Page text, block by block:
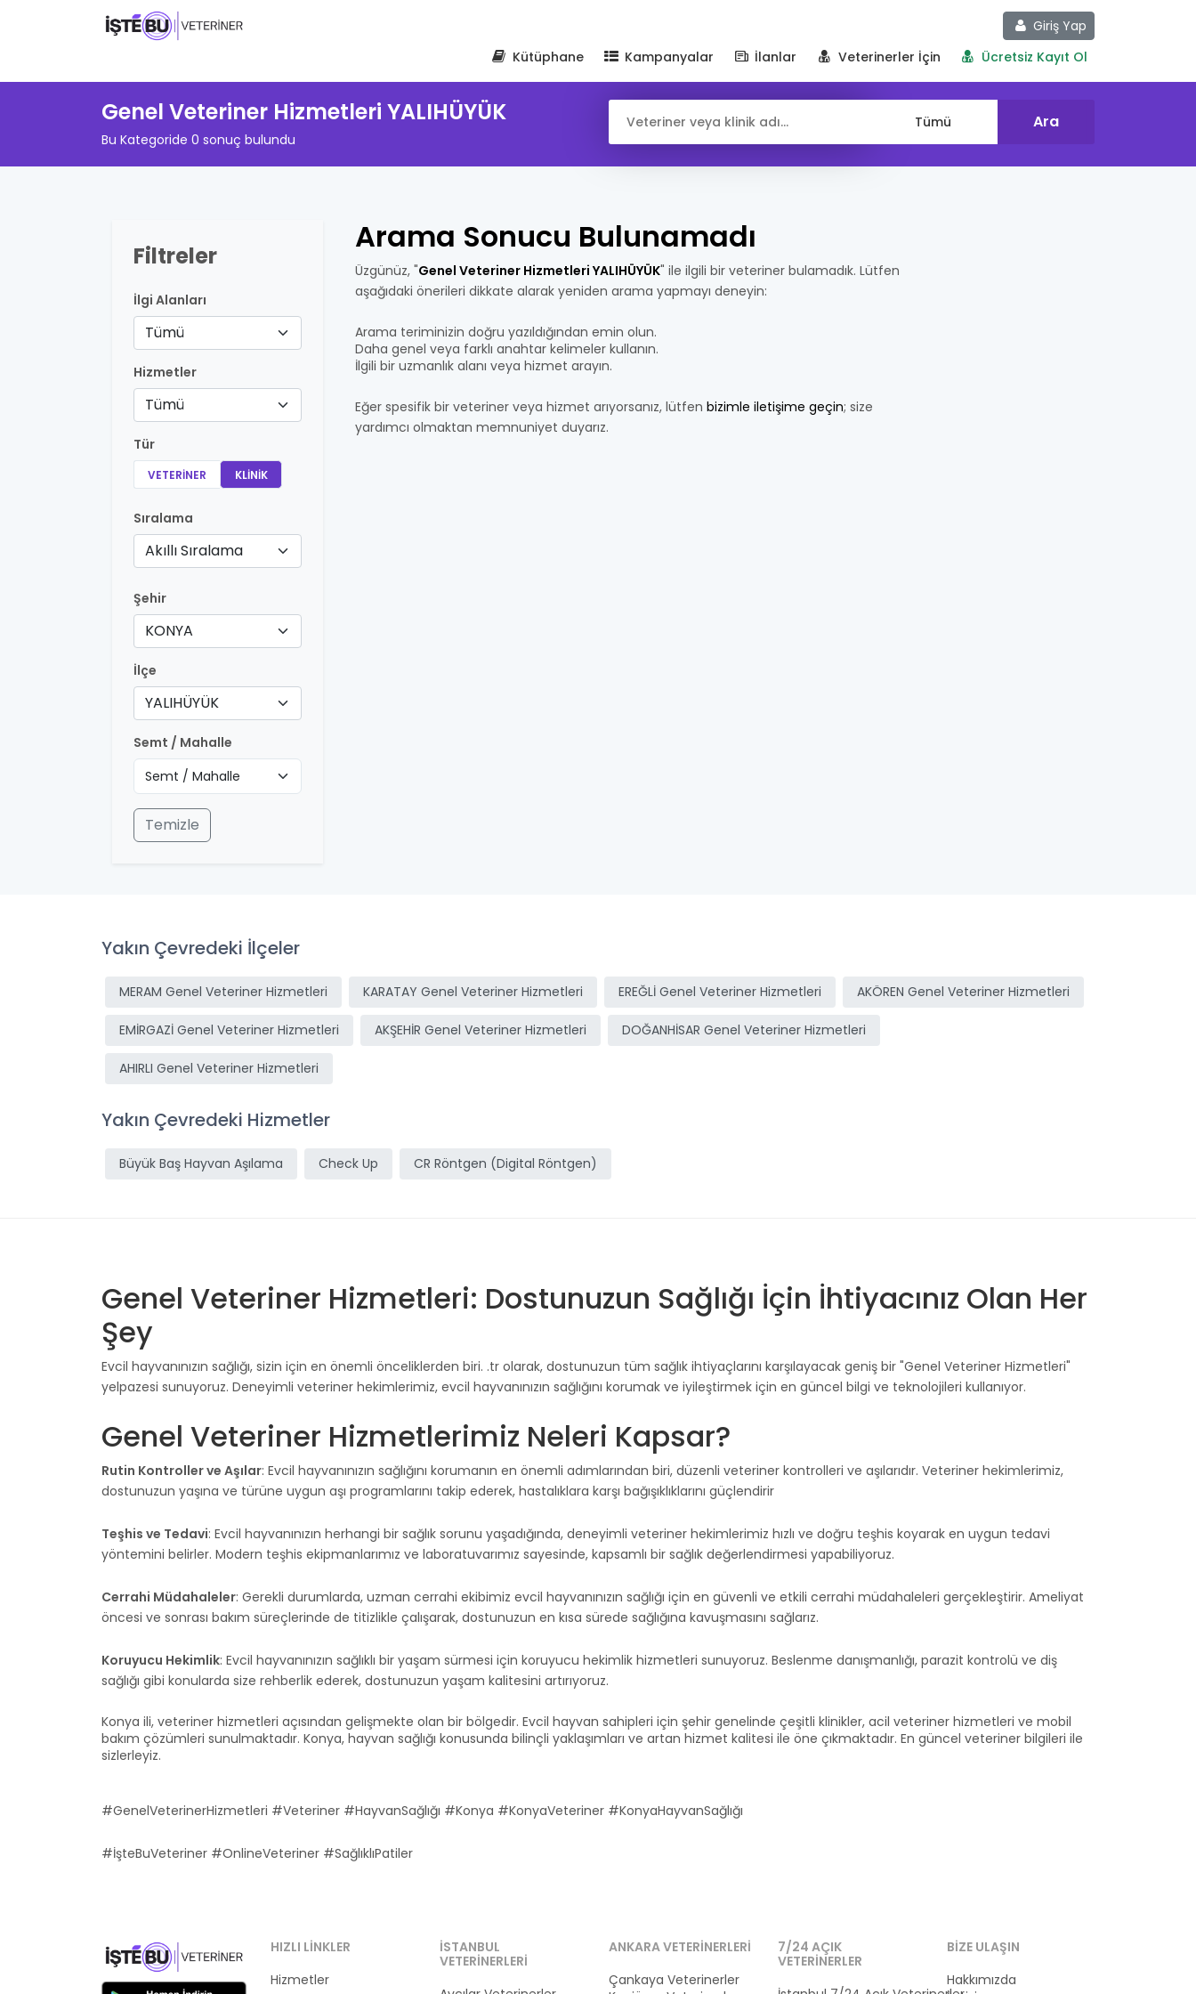
Giriş Yap
Kütüphane
Kampanyalar İlanlar Veterinerler İçin Ücretsiz Kayıt Ol
Genel Veteriner Hizmetleri YALIHÜYÜK
Bu Kategoride 0 sonuç bulundu
Filtreler
İlgi Alanları
Tümü
Hizmetler
Tümü
Tür
VETERINER KLINIK
Sıralama
Akıllı Sıralama
Şehir
KONYA
İlçe
YALIHÜYÜK
Semt / Mahalle
Temizle
Arama Sonucu Bulunamadı
Üzgünüz, "Genel Veteriner Hizmetleri YALIHÜYÜK" ile ilgili bir veteriner bulamadık. Lütfen
aşağıdaki önerileri dikkate alarak yeniden arama yapmayı deneyin:
Arama teriminizin doğru yazıldığından emin olun.
Daha genel veya farklı anahtar kelimeler kullanın.
İlgili bir uzmanlık alanı veya hizmet arayın.
Eğer spesifik bir veteriner veya hizmet arıyorsanız, lütfen bizimle iletişime geçin; size
yardımcı olmaktan memnuniyet duyarız.
Yakın Çevredeki İlçeler
MERAM Genel Veteriner Hizmetleri KARATAY Genel Veteriner Hizmetleri EREĞLİ Genel Veteriner Hizmetleri AKÖREN Genel Veteriner Hizmetleri
EMİRGAZİ Genel Veteriner Hizmetleri AKŞEHİR Genel Veteriner Hizmetleri DOĞANHİSAR Genel Veteriner Hizmetleri
AHIRLI Genel Veteriner Hizmetleri
Yakın Çevredeki Hizmetler
Büyük Baş Hayvan Aşılama Check Up CR Röntgen (Digital Röntgen)
Genel Veteriner Hizmetleri: Dostunuzun Sağlığı İçin İhtiyacınız Olan Her
Şey
Evcil hayvanınızın sağlığı, sizin için en önemli önceliklerden biri. .tr olarak, dostunuzun tüm sağlık ihtiyaçlarını karşılayacak geniş bir "Genel Veteriner Hizmetleri"
yelpazesi sunuyoruz. Deneyimli veteriner hekimlerimiz, evcil hayvanınızın sağlığını korumak ve iyileştirmek için en güncel bilgi ve teknolojileri kullanıyor.
Genel Veteriner Hizmetlerimiz Neleri Kapsar?
Rutin Kontroller ve Aşılar: Evcil hayvanınızın sağlığını korumanın en önemli adımlarından biri, düzenli veteriner kontrolleri ve aşılarıdır. Veteriner hekimlerimiz,
dostunuzun yaşına ve türüne uygun aşı programlarını takip ederek, hastalıklara karşı bağışıklıklarını güçlendirir
Teşhis ve Tedavi: Evcil hayvanınızın herhangi bir sağlık sorunu yaşadığında, deneyimli veteriner hekimlerimiz hızlı ve doğru teşhis koyarak en uygun tedavi
yöntemini belirler. Modern teşhis ekipmanlarımız ve laboratuvarımız sayesinde, kapsamlı bir sağlık değerlendirmesi yapabiliyoruz.
Cerrahi Müdahaleler: Gerekli durumlarda, uzman cerrahi ekibimiz evcil hayvanınızın sağlığı için en güvenli ve etkili cerrahi müdahaleleri gerçekleştirir. Ameliyat
öncesi ve sonrası bakım süreçlerinde de titizlikle çalışarak, dostunuzun en kısa sürede sağlığına kavuşmasını sağlarız.
Koruyucu Hekimlik: Evcil hayvanınızın sağlıklı bir yaşam sürmesi için koruyucu hekimlik hizmetleri sunuyoruz. Beslenme danışmanlığı, parazit kontrolü ve diş
sağlığı gibi konularda size rehberlik ederek, dostunuzun yaşam kalitesini artırıyoruz.
Konya ili, veteriner hizmetleri açısından gelişmekte olan bir bölgedir. Evcil hayvan sahipleri için şehir genelinde çeşitli klinikler, acil veteriner hizmetleri ve mobil
bakım çözümleri sunulmaktadır. Konya, hayvan sağlığı konusunda bilinçli yaklaşımları ve artan hizmet kalitesi ile öne çıkmaktadır. En güncel veteriner bilgileri ile
sizlerleyiz.
#GenelVeterinerHizmetleri #Veteriner #HayvanSağlığı #Konya #KonyaVeteriner #KonyaHayvanSağlığı
#İşteBuVeteriner #OnlineVeteriner #SağlıklıPatiler
HIZLI LINKLER
Hizmetler
İSTANBUL
VETERINERLERI
ANKARA VETERINERLERI
Çankaya Veterinerler
7/24 AÇIK
VETERINERLER
BIZE ULAŞIN
Hakkımızda